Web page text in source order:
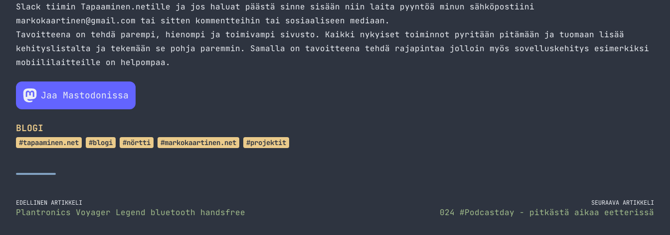
Slack tiimin Tapaaminen.netille ja jos haluat päästä sinne sisään niin laita pyyntöä minun sähköpostiini
markokaartinen@gmail.com tai sitten kommentteihin tai sosiaaliseen mediaan.
Tavoitteena on tehdä parempi, hienompi ja toimivampi sivusto. Kaikki nykyiset toiminnot pyritään pitämään ja tuomaan lisää
kehityslistalta ja tekemään se pohja paremmin. Samalla on tavoitteena tehdä rajapintaa jolloin myös sovelluskehitys esimerkiksi
mobiililaitteille on helpompaa.
Jaa Mastodonissa
BLOGI
#tapaaminen.net #blogi #nörtti #markokaartinen.net #projektit
EDELLINEN ARTIKKELI
Plantronics Voyager Legend bluetooth handsfree
SEURAAVA ARTIKKELI
024 #Podcastday - pitkästä aikaa eetterissä